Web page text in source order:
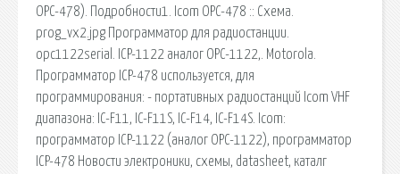
OPC-478). Подробности1. Icom OPC-478 :: Схема.
prog_vx2.jpg Программатор для радиостанции.
opc1122serial. ICP-1122 аналог OPC-1122,. Motorola.
Программатор ICP-478 используется, для
программирования: - портативных радиостанций Icom VHF
диапазона: IC-F11, IC-F11S, IC-F14, IC-F14S. Icom:
программатор ICP-1122 (аналог OPC-1122), программатор
ICP-478 Новости электроники, схемы, datasheet, каталг